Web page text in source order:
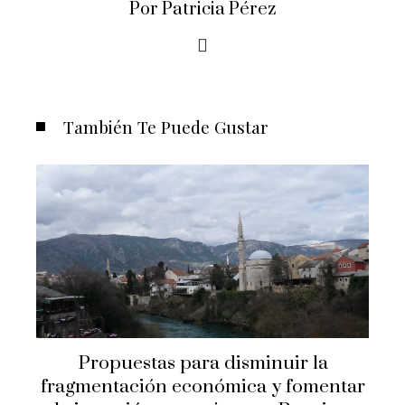
Por Patricia Pérez
También Te Puede Gustar
El papel de los imperios en la
expansión del comercio previo a la